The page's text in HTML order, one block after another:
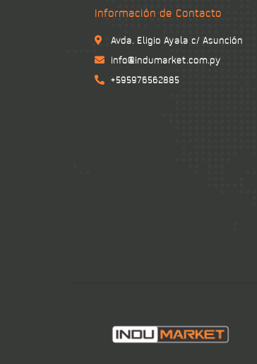
Información de Contacto
Avda. Eligio Ayala c/ Asunción
info@indumarket.com.py
+595976562885